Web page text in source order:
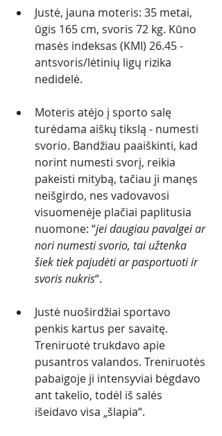
Justė, jauna moteris: 35 metai,
ūgis 165 cm, svoris 72 kg. Kūno
masės indeksas (KMI) 26.45 -
antsvoris/lėtinių ligų rizika
nedidelė.
Moteris atėjo į sporto salę
turėdama aiškų tikslą - numesti
svorio. Bandžiau paaiškinti, kad
norint numesti svorį, reikia
pakeisti mitybą, tačiau ji manęs
neišgirdo, nes vadovavosi
visuomenėje plačiai paplitusia
nuomone: “jei daugiau pavalgei ar
nori numesti svorio, tai užtenka
šiek tiek pajudėti ar pasportuoti ir
svoris nukris“.
Justė nuoširdžiai sportavo
penkis kartus per savaitę.
Treniruotė trukdavo apie
pusantros valandos. Treniruotės
pabaigoje ji intensyviai bėgdavo
ant takelio, todėl iš salės
išeidavo visa „šlapia“.